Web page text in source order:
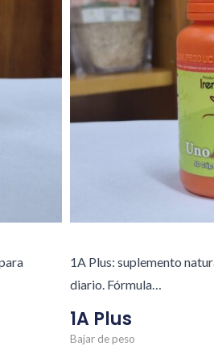
1A Plus: suplemento
diario. Fórmula…
1A Plus
Bajar de peso